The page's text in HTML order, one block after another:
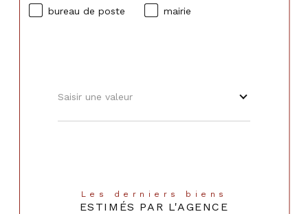
bureau de poste
mairie
Saisir une valeur
Les derniers biens
ESTIMÉS PAR L'AGENCE